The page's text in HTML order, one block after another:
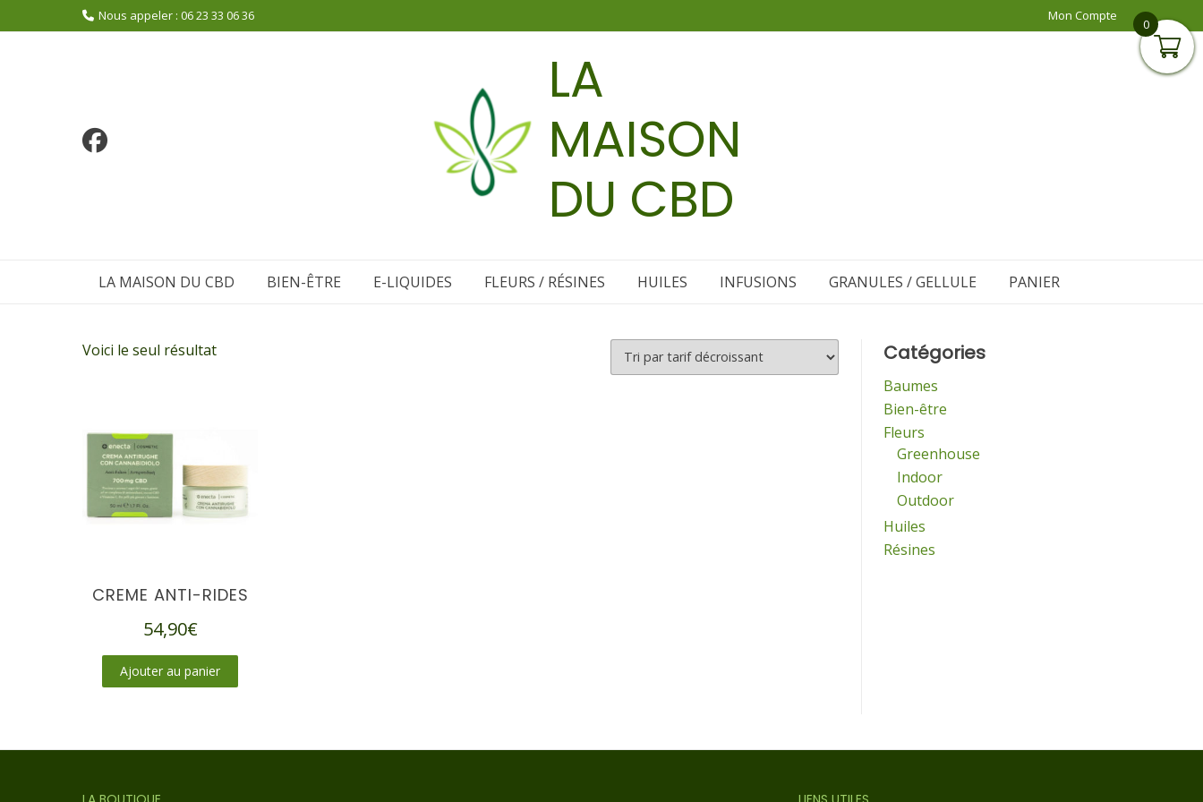
au
Nous appeler : 06 23 33 06 36 Mon Compte
LA
MAISON
DU CBD
LA MAISON DU CBD BIEN-ÊTRE E-LIQUIDES FLEURS / RÉSINES HUILES INFUSIONS GRANULES / GELLULE PANIER
Voici le seul résultat
CREME ANTI-RIDES
54,90€
Ajouter au panier
Catégories
Baumes
Bien-être
Fleurs
Greenhouse
Indoor
Outdoor
Huiles
Résines
0